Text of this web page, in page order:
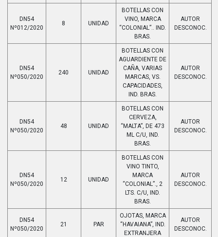
DN54
Nº012/2020
8 UNIDAD
BOTELLAS CON
VINO, MARCA
“COLONIAL”.. IND.
BRAS.
AUTOR
DESCONOC.
DN54
Nº050/2020
240 UNIDAD
BOTELLAS CON
AGUARDIENTE DE
CAÑA, VARIAS
MARCAS, VS.
CAPACIDADES,
IND. BRAS.
AUTOR
DESCONOC.
DN54
Nº050/2020
48 UNIDAD
BOTELLAS CON
CERVEZA,
“MALTA”, DE 473
ML C/U, IND.
BRAS.
AUTOR
DESCONOC.
DN54
Nº050/2020
12 UNIDAD
BOTELLAS CON
VINO TINTO,
MARCA
“COLONIAL”., 2
LTS. C/U, IND.
BRAS.
AUTOR
DESCONOC.
DN54
Nº050/2020
21 PAR
OJOTAS, MARCA
“HAVAIANA”, IND.
EXTRANJERA
AUTOR
DESCONOC.